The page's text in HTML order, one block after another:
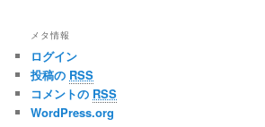
メタ情報
ログイン
投稿の RSS
コメントの RSS
WordPress.org